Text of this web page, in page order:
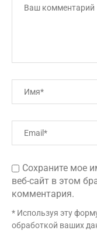
Сохраните мое
веб-сайт в этом
комментария.
* Используя эту
обработкой ваших